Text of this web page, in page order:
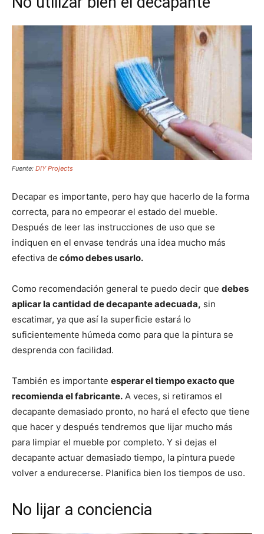
Fuente: DIY Projects
Decapar es importante, pero hay que hacerlo de la forma
correcta, para no empeorar el estado del mueble.
Después de leer las instrucciones de uso que se
indiquen en el envase tendrás una idea mucho más
efectiva de cómo debes usarlo.
Como recomendación general te puedo decir que debes
aplicar la cantidad de decapante adecuada, sin
escatimar, ya que así la superficie estará lo
suficientemente húmeda como para que la pintura se
desprenda con facilidad.
También es importante esperar el tiempo exacto que
recomienda el fabricante. A veces, si retiramos el
decapante demasiado pronto, no hará el efecto que tiene
que hacer y después tendremos que lijar mucho más
para limpiar el mueble por completo. Y si dejas el
decapante actuar demasiado tiempo, la pintura puede
volver a endurecerse. Planifica bien los tiempos de uso.
No lijar a conciencia